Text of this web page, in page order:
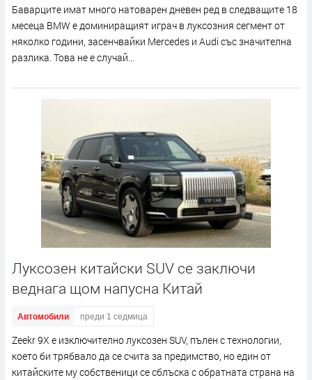
Баварците имат много натоварен дневен ред в следващите 18
месеца BMW е доминиращият играч в луксозния сегмент от
няколко години, засенчвайки Mercedes и Audi със значителна
разлика. Това не е случай...
Луксозен китайски SUV се заключи
веднага щом напусна Китай
Автомобили преди 1 седмица
Zeekr 9X е изключително луксозен SUV, пълен с технологии,
което би трябвало да се счита за предимство, но един от
китайските му собственици се сблъска с обратната страна на